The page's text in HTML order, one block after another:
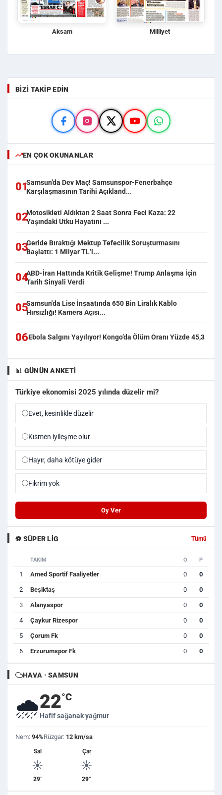
Aksam Milliyet
BIZI TAKIP EDIN
EN ÇOK OKUNANLAR
01Samsun’da Dev Maç! Samsunspor-Fenerbahçe
Karşılaşmasının Tarihi Açıkland...
02Motosikleti Aldıktan 2 Saat Sonra Feci Kaza: 22
Yaşındaki Utku Hayatını ...
03Geride Bıraktığı Mektup Tefecilik Soruşturmasını
Başlattı: 1 Milyar TL’l...
04ABD-İran Hattında Kritik Gelişme! Trump Anlaşma İçin
Tarih Sinyali Verdi
05Samsun'da Lise İnşaatında 650 Bin Liralık Kablo
Hırsızlığı! Kamera Açısı...
06Ebola Salgını Yayılıyor! Kongo’da Ölüm Oranı Yüzde 45,3
📊 GÜNÜN ANKETI
Türkiye ekonomisi 2025 yılında düzelir mi?
Evet, kesinlikle düzelir
Kısmen iyileşme olur
Hayır, daha kötüye gider
Fikrim yok
Oy Ver
⚽ SÜPER LIG Tümü
TAKIM O P
1 Amed Sportif Faaliyetler 0 0
2 Beşiktaş 0 0
3 Alanyaspor 0 0
4 Çaykur Rizespor 0 0
5 Çorum Fk 0 0
6 Erzurumspor Fk 0 0
HAVA · SAMSUN
🌧️22°C
Hafif sağanak yağmur
Nem: 94%Rüzgar: 12 km/sa
Sal
☀️
29°
Çar
☀️
29°